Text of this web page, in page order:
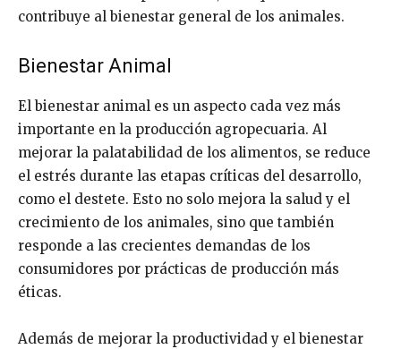
contribuye al bienestar general de los animales.
Bienestar Animal
El bienestar animal es un aspecto cada vez más
importante en la producción agropecuaria. Al
mejorar la palatabilidad de los alimentos, se reduce
el estrés durante las etapas críticas del desarrollo,
como el destete. Esto no solo mejora la salud y el
crecimiento de los animales, sino que también
responde a las crecientes demandas de los
consumidores por prácticas de producción más
éticas.
Además de mejorar la productividad y el bienestar